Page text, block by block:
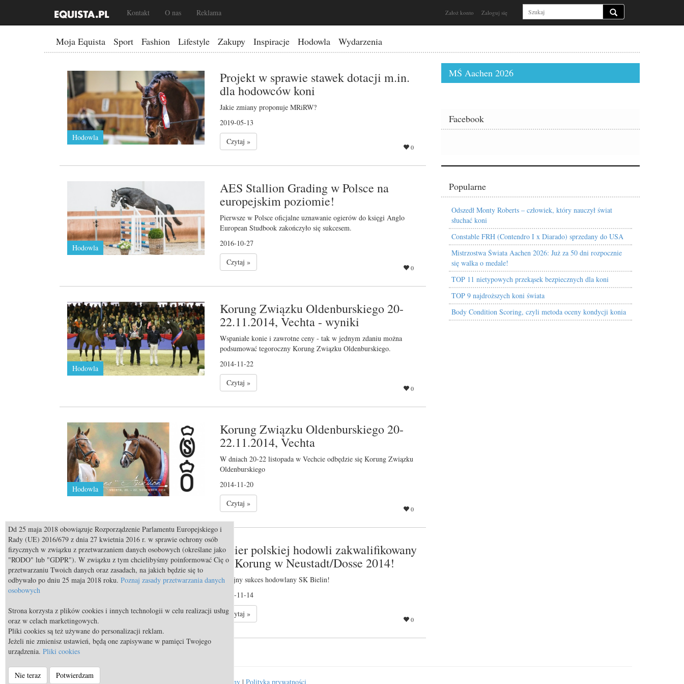
Kontakt O nas Reklama Założ konto Zaloguj się
Moja Equista Sport Fashion Lifestyle Zakupy Inspiracje Hodowla Wydarzenia
Hodowla
Projekt w sprawie stawek dotacji m.in.
dla hodowców koni
Jakie zmiany proponuje MRiRW?
2019-05-13
Czytaj »
0
Hodowla
AES Stallion Grading w Polsce na
europejskim poziomie!
Pierwsze w Polsce oficjalne uznawanie ogierów do księgi Anglo
European Studbook zakończyło się sukcesem.
2016-10-27
Czytaj »
0
Hodowla
Korung Związku Oldenburskiego 20-
22.11.2014, Vechta - wyniki
Wspaniałe konie i zawrotne ceny - tak w jednym zdaniu można
podsumować tegoroczny Korung Związku Oldenburskiego.
2014-11-22
Czytaj »
0
Hodowla
Korung Związku Oldenburskiego 20-
22.11.2014, Vechta
W dniach 20-22 listopada w Vechcie odbędzie się Korung Związku
Oldenburskiego
2014-11-20
Czytaj »
0
Hodowla
Ogier polskiej hodowli zakwalifikowany
na Korung w Neustadt/Dosse 2014!
Kolejny sukces hodowlany SK Bielin!
2014-11-14
Czytaj »
0
MŚ Aachen 2026
Facebook
Popularne
Odszedł Monty Roberts – człowiek, który nauczył świat
słuchać koni
Constable FRH (Contendro I x Diarado) sprzedany do USA
Mistrzostwa Świata Aachen 2026: Już za 50 dni rozpocznie
się walka o medale!
TOP 11 nietypowych przekąsek bezpiecznych dla koni
TOP 9 najdroższych koni świata
Body Condition Scoring, czyli metoda oceny kondycji konia
© Equista.pl 2014 - 2026 - a timeless venture | Regulamin strony | Polityka prywatności
Dd 25 maja 2018 obowiązuje Rozporządzenie Parlamentu Europejskiego i
Rady (UE) 2016/679 z dnia 27 kwietnia 2016 r. w sprawie ochrony osób
fizycznych w związku z przetwarzaniem danych osobowych (określane jako
"RODO" lub "GDPR"). W związku z tym chcielibyśmy poinformować Cię o
przetwarzaniu Twoich danych oraz zasadach, na jakich będzie się to
odbywało po dniu 25 maja 2018 roku. Poznaj zasady przetwarzania danych
osobowych
Strona korzysta z plików cookies i innych technologii w celu realizacji usług
oraz w celach marketingowych.
Pliki cookies są też używane do personalizacji reklam.
Jeżeli nie zmienisz ustawień, będą one zapisywane w pamięci Twojego
urządzenia. Pliki cookies
Nie teraz Potwierdzam